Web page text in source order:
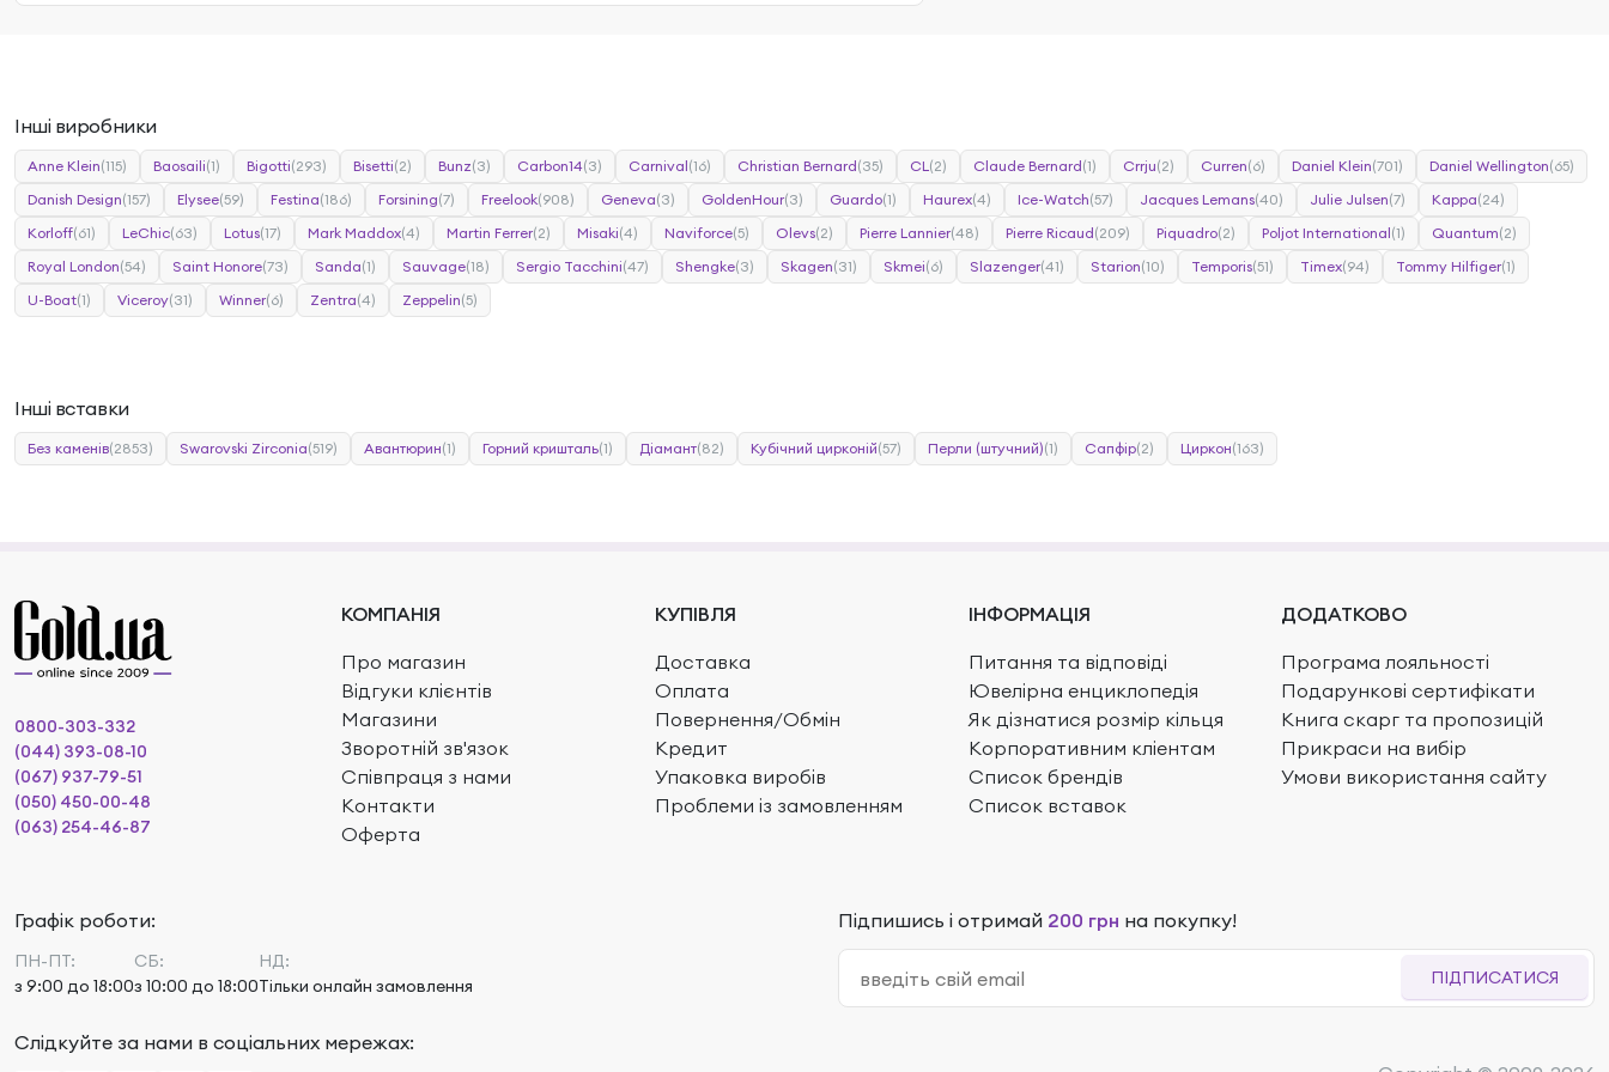
Інші виробники
Anne Klein(115) Baosaili(1) Bigotti(293) Bisetti(2) Bunz(3) Carbon14(3) Carnival(16) Christian Bernard(35) CL(2) Claude Bernard(1) Crrju(2) Curren(6) Daniel Klein(701) Daniel Wellington(65)
Danish Design(157) Elysee(59) Festina(186) Forsining(7) Freelook(908) Geneva(3) GoldenHour(3) Guardo(1) Haurex(4) Ice-Watch(57) Jacques Lemans(40) Julie Julsen(7) Kappa(24)
Korloff(61) LeChic(63) Lotus(17) Mark Maddox(4) Martin Ferrer(2) Misaki(4) Naviforce(5) Olevs(2) Pierre Lannier(48) Pierre Ricaud(209) Piquadro(2) Poljot International(1) Quantum(2)
Royal London(54) Saint Honore(73) Sanda(1) Sauvage(18) Sergio Tacchini(47) Shengke(3) Skagen(31) Skmei(6) Slazenger(41) Starion(10) Temporis(51) Timex(94) Tommy Hilfiger(1)
U-Boat(1) Viceroy(31) Winner(6) Zentra(4) Zeppelin(5)
Інші вставки
Без каменів(2853) Swarovski Zirconia(519) Авантюрин(1) Горний кришталь(1) Діамант(82) Кубічний цирконій(57) Перли (штучний)(1) Сапфір(2) Циркон(163)
КОМПАНІЯ
Про магазин
Відгуки клієнтів
Магазини
Зворотній зв'язок
Співпраця з нами
Контакти
Оферта
КУПІВЛЯ
Доставка
Оплата
Повернення/Обмін
Кредит
Упаковка виробів
Проблеми із замовленням
ІНФОРМАЦІЯ
Питання та відповіді
Ювелірна енциклопедія
Як дізнатися розмір кільця
Корпоративним кліентам
Список брендів
Список вставок
ДОДАТКОВО
Програма лояльності
Подарункові сертифікати
Книга скарг та пропозицій
Прикраси на вибір
Умови використання сайту
0800-303-332
(044) 393-08-10
(067) 937-79-51
(050) 450-00-48
(063) 254-46-87
Графік роботи:
ПН-ПТ:
з 9:00 до 18:00
СБ:
з 10:00 до 18:00
НД:
Тільки онлайн замовлення
Підпишись і отримай 200 грн на покупку!
ПІДПИСАТИСЯ
Слідкуйте за нами в соціальних мережах: